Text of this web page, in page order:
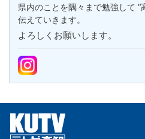
県内のことを隅々まで勉強して “
伝えていきます。
よろしくお願いします。